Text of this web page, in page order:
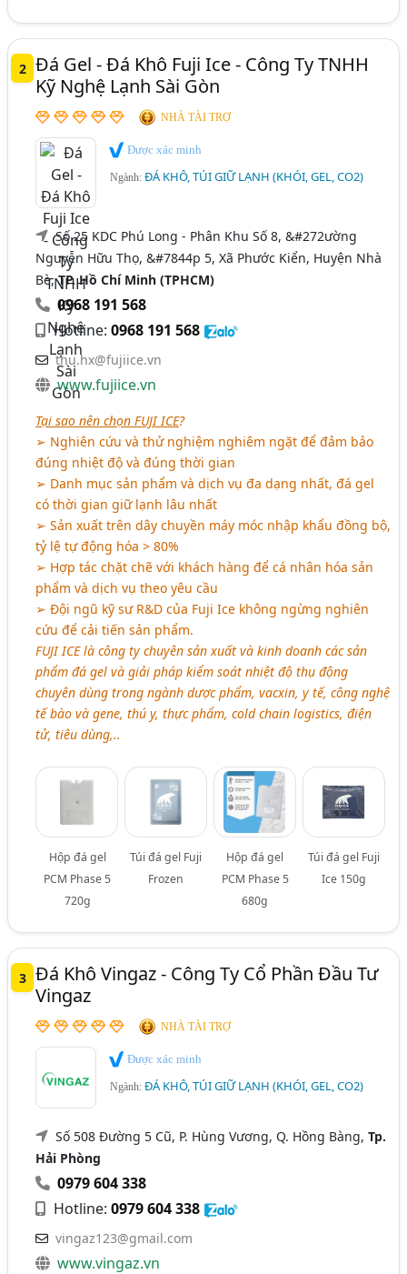
2 Đá Gel - Đá Khô Fuji Ice - Công Ty TNHH
Kỹ Nghệ Lạnh Sài Gòn
NHÀ TÀI TRỢ
Được xác minh
Ngành:ĐÁ KHÔ, TÚI GIỮ LẠNH (KHÓI, GEL, CO2)
Số 25 KDC Phú Long - Phân Khu Số 8, &#272ường
Nguyễn Hữu Thọ, &#7844p 5, Xã Phước Kiển, Huyện Nhà
Bè,TP. Hồ Chí Minh (TPHCM)
0968 191 568
Hotline:0968 191 568
thu.hx@fujiice.vn
www.fujiice.vn
Tại sao nên chọn FUJI ICE?
➢ Nghiên cứu và thử nghiệm nghiêm ngặt để đảm bảo
đúng nhiệt độ và đúng thời gian
➢ Danh mục sản phẩm và dịch vụ đa dạng nhất, đá gel
có thời gian giữ lạnh lâu nhất
➢ Sản xuất trên dây chuyền máy móc nhập khẩu đồng bộ,
tỷ lệ tự động hóa > 80%
➢ Hợp tác chặt chẽ với khách hàng để cá nhân hóa sản
phẩm và dịch vụ theo yêu cầu
➢ Đội ngũ kỹ sư R&D của Fuji Ice không ngừng nghiên
cứu để cải tiến sản phẩm.
FUJI ICE là công ty chuyên sản xuất và kinh doanh các sản
phẩm đá gel và giải pháp kiểm soát nhiệt độ thụ động
chuyên dùng trong ngành dược phẩm, vacxin, y tế, công nghệ
tế bào và gene, thú y, thực phẩm, cold chain logistics, điện
tử, tiêu dùng,..
Hộp đá gel
PCM Phase 5
720g
Túi đá gel Fuji
Frozen
Hộp đá gel
PCM Phase 5
680g
Túi đá gel Fuji
Ice 150g
3 Đá Khô Vingaz - Công Ty Cổ Phần Đầu Tư
Vingaz
NHÀ TÀI TRỢ
Được xác minh
Ngành:ĐÁ KHÔ, TÚI GIỮ LẠNH (KHÓI, GEL, CO2)
Số 508 Đường 5 Cũ, P. Hùng Vương, Q. Hồng Bàng,Tp.
Hải Phòng
0979 604 338
Hotline:0979 604 338
vingaz123@gmail.com
www.vingaz.vn